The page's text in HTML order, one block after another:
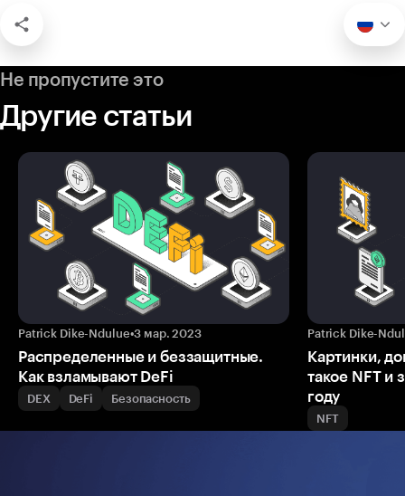
Не пропустите это
Другие статьи
Patrick Dike-Ndulue•3 мар. 2023
Распределенные и беззащитные.
Как взламывают DeFi
DEX DeFi Безопасность
Patrick Dike-
Картинки,
такое NFT и
году
NFT